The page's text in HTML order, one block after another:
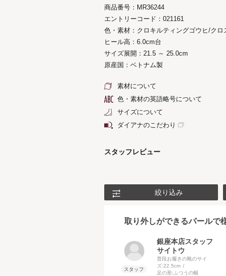
商品番号：MR36244
エントリーコード：021161
色・素材：クロキルティングゴウヒ/クロ
ヒール高：6.0cm台
サイズ展開：21.5 ～ 25.0cm
原産国：ベトナム製
素材について
色・素材の英語略号について
サイズについて
ダイアナのこだわり
スタッフレビュー
絞り込み
取り外しができるパールで
銀座本店スタッフ
サイトウ
普段お履きの靴のサイ
ズ:22.5cm
足の形: ふつうの幅